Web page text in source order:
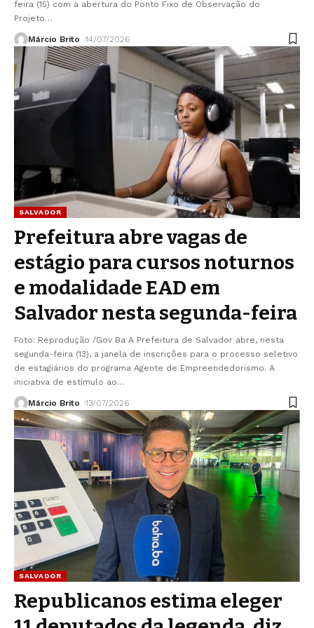
feira (15) com a abertura do Ponto Fixo de Observação do
Projeto…
Márcio Brito 14/07/2026
SALVADOR
Prefeitura abre vagas de
estágio para cursos noturnos
e modalidade EAD em
Salvador nesta segunda-feira
Foto: Reprodução /Gov Ba A Prefeitura de Salvador abre, nesta
segunda-feira (13), a janela de inscrições para o processo seletivo
de estagiários do programa Agente de Empreendedorismo. A
iniciativa de estímulo ao…
Márcio Brito 13/07/2026
SALVADOR
Republicanos estima eleger